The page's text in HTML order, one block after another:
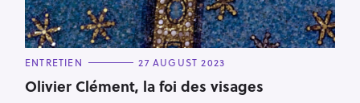
C
T
E
ENTRETIEN 27 AUGUST 2023
Olivier Clément, la foi des visages